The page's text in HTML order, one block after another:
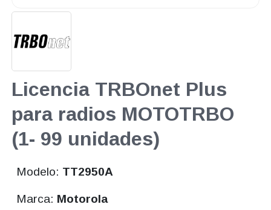
Licencia TRBOnet Plus
para radios MOTOTRBO
(1- 99 unidades)
Modelo: TT2950A
Marca: Motorola